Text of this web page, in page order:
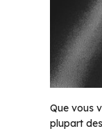
Que vous
plupart